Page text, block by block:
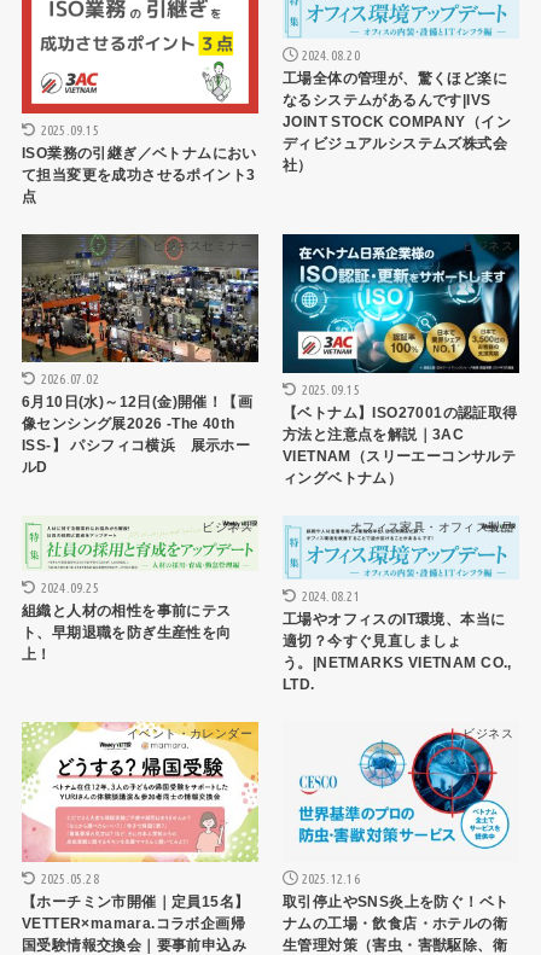
2025.09.15
ISO業務の引継ぎ／ベトナムにおい
て担当変更を成功させるポイント3
点
2024.08.20
工場全体の管理が、驚くほど楽に
なるシステムがあるんです|IVS
JOINT STOCK COMPANY（イン
ディビジュアルシステムズ株式会
社）
イベント・ビジネスセミナー
2026.07.02
6月10日(水)～12日(金)開催！【画
像センシング展2026 -The 40th
ISS-】 パシフィコ横浜 展示ホー
ルD
ビジネス
2025.09.15
【ベトナム】ISO27001の認証取得
方法と注意点を解説｜3AC
VIETNAM（スリーエーコンサルテ
ィングベトナム）
ビジネス
2024.09.25
組織と人材の相性を事前にテス
ト、早期退職を防ぎ生産性を向
上！
オフィス家具・オフィス製品
2024.08.21
工場やオフィスのIT環境、本当に
適切？今すぐ見直しましょ
う。|NETMARKS VIETNAM CO.,
LTD.
イベント・カレンダー
2025.05.28
【ホーチミン市開催｜定員15名】
VETTER×mamara.コラボ企画帰
国受験情報交換会｜要事前申込み
ビジネス
2025.12.16
取引停止やSNS炎上を防ぐ！ベト
ナムの工場・飲食店・ホテルの衛
生管理対策（害虫・害獣駆除、衛